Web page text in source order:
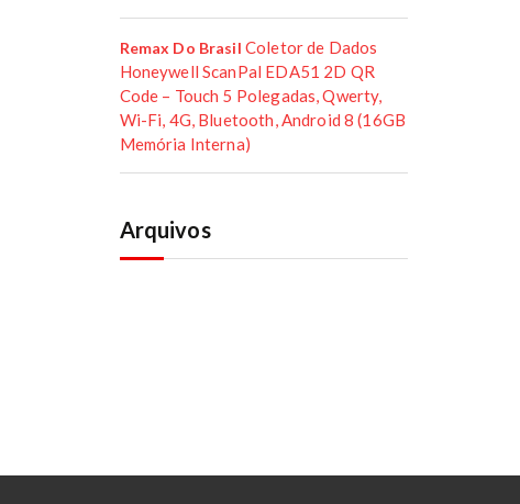
Remax Do Brasil Coletor de Dados
Honeywell ScanPal EDA51 2D QR
Code – Touch 5 Polegadas, Qwerty,
Wi-Fi, 4G, Bluetooth, Android 8 (16GB
Memória Interna)
Arquivos